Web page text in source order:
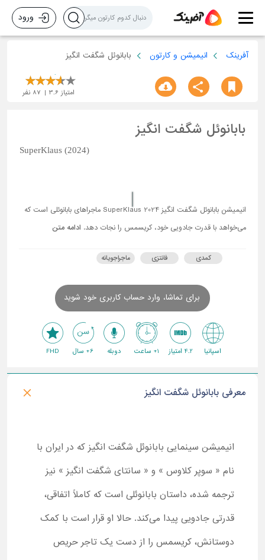
ورود
آفرینک انیمیشن و کارتون بابانوئل شگفت انگیز
امتیاز 3.6
87 نفر
بابانوئل شگفت انگیز
SuperKlaus (2024)
انیمیشن بابانوئل شگفت انگیز SuperKlaus 2024 ماجراهای بابانوئلی است که
می‌خواهد با قدرت جادویی خود، کریسمس را نجات دهد. ادامه متن
کمدی فانتزی ماجراجویانه
برای تماشا، وارد حساب کاربری خود شوید
اسپانیا 4.2 امتیاز 1+ ساعت دوبله 6+ سال FHD
معرفی بابانوئل شگفت انگیز
انیمیشن سینمایی بابانوئل شگفت انگیز که در ایران با
نام « سوپر کلاوس » و « سانتای شگفت انگیز » نیز
ترجمه شده، داستان بابانوئلی است که کاملاً اتفاقی،
قدرتی جادویی پیدا می‌کند. حالا او قرار است با کمک
دوستانش، کریسمس را از دست یک تاجر حریص